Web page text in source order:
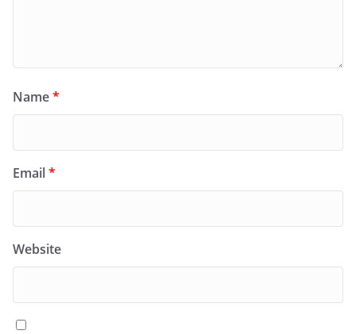
Name*
Email*
Website